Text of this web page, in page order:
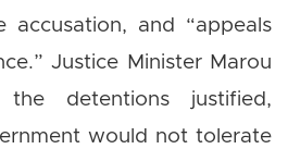
accusation, and “appeals
Justice Minister Marou
the detentions justified,
would not tolerate